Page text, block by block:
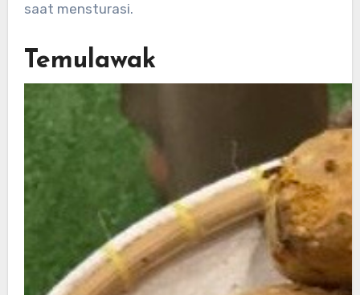
saat mensturasi.
Temulawak